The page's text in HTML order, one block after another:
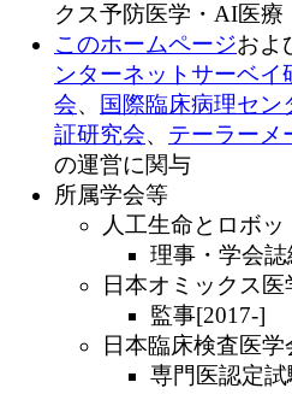
クス予防医学・AI医
このホームページおよ
ンターネットサーベイ
会、
国際臨床病理セ
証研究会、 テーラーメ
の運営に関与
所属学会等
人工生命とロボ
理事・学会
日本オミックス
監事[2017-]
日本臨床検査医
専門医認定